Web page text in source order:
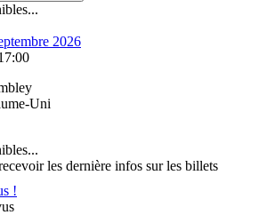
2026
Uni
les dernière infos sur les billets
!